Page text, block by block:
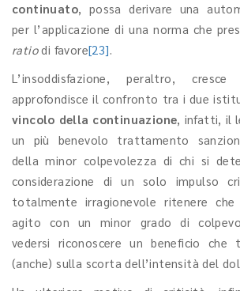
continuato, possa derivare una
per l’applicazione di una norma che
ratiodi favore[23].
L’insoddisfazione, peraltro,
approfondisce il confronto tra i due
vincolo della continuazione, infatti, il
un più benevolo trattamento
della minor colpevolezza di chi si
considerazione di un solo impulso
totalmente irragionevole ritenere
agito con un minor grado di
vedersi riconoscere un beneficio che
(anche) sulla scorta dell’intensità del